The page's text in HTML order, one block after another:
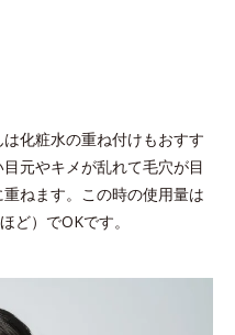
化粧水の重ね付けもおすす
元やキメが乱れて毛穴が目
ねます。この時の使用量は
ど）でOKです。